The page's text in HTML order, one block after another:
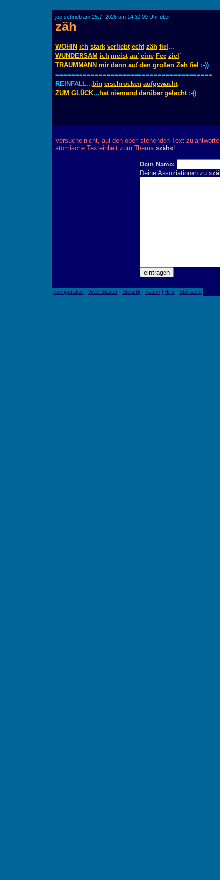
joo schrieb am 25.7. 2026 um 14:30:09 Uhr über
zäh
WOHIN ich stark verliebt echt zäh fiel ...
WUNDERSAM ich meist auf eine Fee ziel ´
TRAUMMANN mir dann auf den großen Zeh fiel ;-))
========================================
REINFALL... bin erschrocken aufgewacht
ZUM GLÜCK... hat niemand darüber gelacht;-))
Versuche nicht, auf den oben stehenden Text zu
atomische Texteinheit zum Thema »zäh«!
Dein Name:
Deine Assoziationen zu »
Konfiguration| Web-Blaster| Statistik | »zäh«| Hilfe| Startseite